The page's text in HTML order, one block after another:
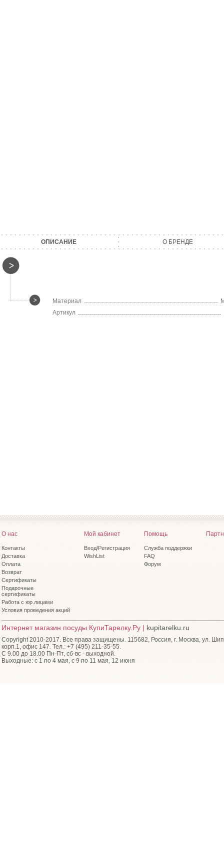
ОПИСАНИЕ О БРЕНДЕ
Материал
Артикул
О нас
Контакты
Доставка
Оплата
Возврат
Сертификаты
Подарочные
сертификаты
Работа с юр.лицами
Условия проведения акций
Мой кабинет
Вход/Регистрация
WishList
Помощь
Служба поддержки
FAQ
Форум
Интернет магазин посуды КупиТарелку.Ру | kupitarelku.ru
Copyright 2010-2017. Все права защищены. 115682, Россия, г. Москва, ул.
корп.1, офис 147. Тел.: +7 (495) 211-35-55.
С 9.00 до 18.00 Пн-Пт, сб-вс - выходной.
Выходные: с 1 по 4 мая, с 9 по 11 мая, 12 июня